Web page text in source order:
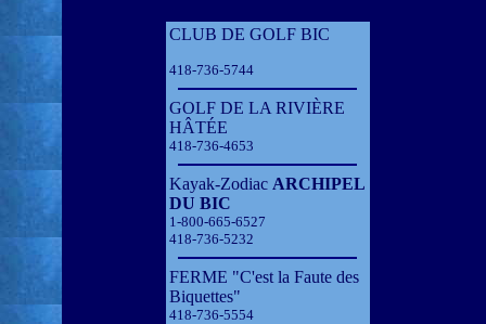
CLUB DE GOLF BIC
418-736-5744
GOLF DE LA RIVIÈRE
HÂTÉE
418-736-4653
Kayak-Zodiac ARCHIPEL
DU BIC
1-800-665-6527
418-736-5232
FERME "C'est la Faute des
Biquettes"
418-736-5554